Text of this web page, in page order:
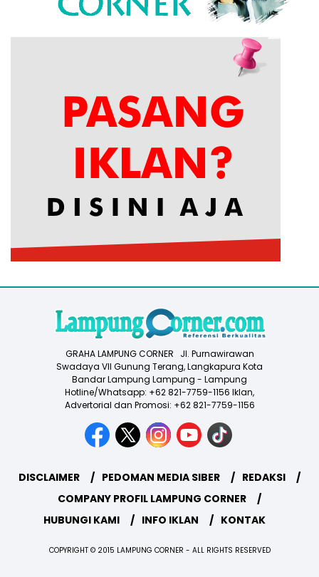
GRAHA LAMPUNG CORNER Jl. Purnawirawan
Swadaya VII Gunung Terang, Langkapura Kota
Bandar Lampung Lampung - Lampung
Hotline/Whatsapp: +62 821-7759-1156 Iklan,
Advertorial dan Promosi: +62 821-7759-1156
DISCLAIMER PEDOMAN MEDIA SIBER
REDAKSI
COMPANY PROFIL LAMPUNG CORNER
HUBUNGI KAMI
INFO IKLAN KONTAK
COPYRIGHT © 2015 LAMPUNG CORNER - ALL RIGHTS RESERVED